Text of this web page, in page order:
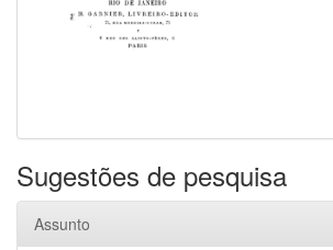
Sugestões de pesquisa
Assunto